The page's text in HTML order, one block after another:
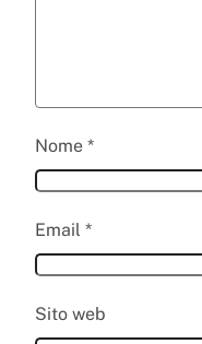
Nome *
Email *
Sito web